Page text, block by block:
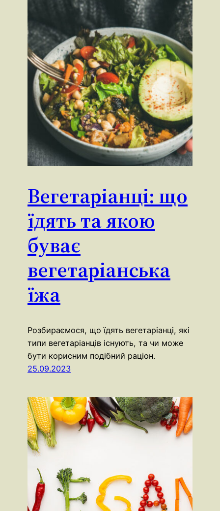
Вегетаріанці: що
їдять та якою
буває
вегетаріанська
їжа
Розбираємося, що їдять вегетаріанці, які
типи вегетаріанців існують, та чи може
бути корисним подібний раціон.
25.09.2023